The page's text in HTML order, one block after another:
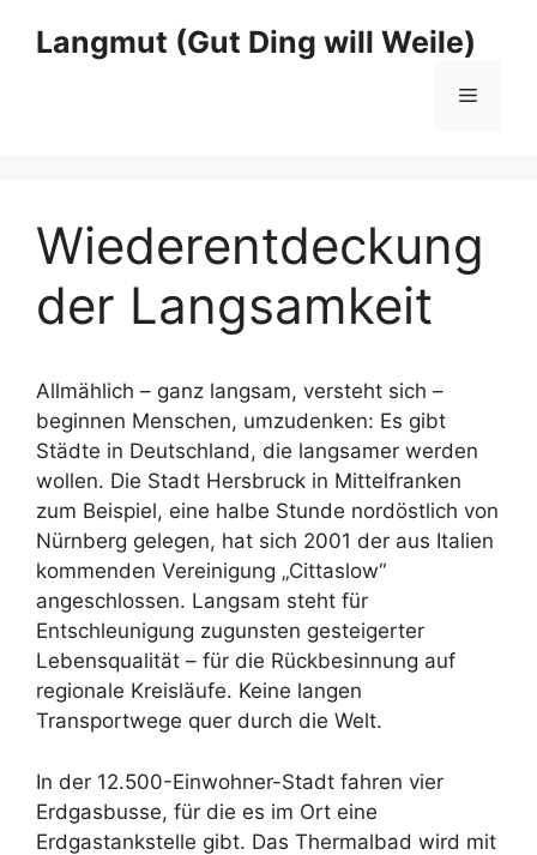
InhaltLangmut (Gut Ding will Weile)
Menü
Wiederentdeckung
der Langsamkeit
Allmählich – ganz langsam, versteht sich –
beginnen Menschen, umzudenken: Es gibt
Städte in Deutschland, die langsamer werden
wollen. Die Stadt Hersbruck in Mittelfranken
zum Beispiel, eine halbe Stunde nordöstlich von
Nürnberg gelegen, hat sich 2001 der aus Italien
kommenden Vereinigung „Cittaslow“
angeschlossen. Langsam steht für
Entschleunigung zugunsten gesteigerter
Lebensqualität – für die Rückbesinnung auf
regionale Kreisläufe. Keine langen
Transportwege quer durch die Welt.
In der 12.500-Einwohner-Stadt fahren vier
Erdgasbusse, für die es im Ort eine
Erdgastankstelle gibt. Das Thermalbad wird mit